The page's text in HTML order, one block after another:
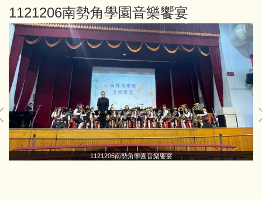
小
學
1121206南勢角學園音樂饗宴
1121206南勢角學園音樂饗宴